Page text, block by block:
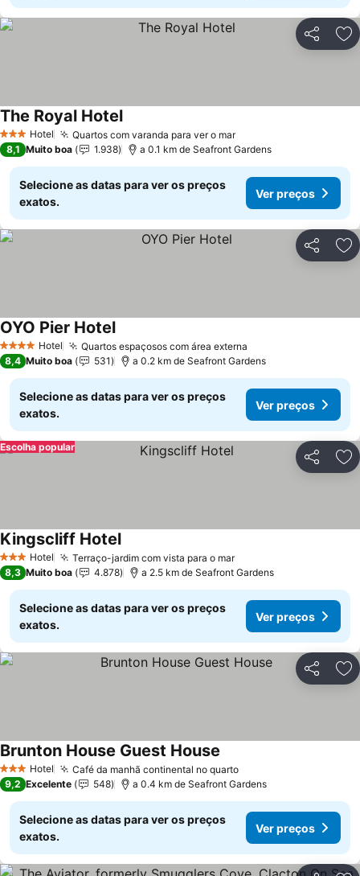
Partilhar
3 EstrelasHotel Quartos com varanda para ver o marVer preços
The Royal HotelVer preços
8,1 Muito boa 1.938 a 0.1 km de Seafront Gardens
Selecione as datas para ver os preços
exatos.
Ver preços
Partilhar
4 EstrelasHotel Quartos espaçosos com área externa
OYO Pier HotelVer preços
8,4 Muito boa 531 a 0.2 km de Seafront Gardens
Selecione as datas para ver os preços
exatos.
Ver preços
Partilhar
Escolha popular
3 EstrelasHotel Terraço-jardim com vista para o marVer preços
Kingscliff HotelVer preços
8,3 Muito boa 4.878 a 2.5 km de Seafront Gardens
Selecione as datas para ver os preços
exatos.
Ver preços
Partilhar
3 EstrelasHotel Café da manhã continental no quartoVer preços
Brunton House Guest House
9,2 Excelente 548 a 0.4 km de Seafront Gardens
Selecione as datas para ver os preços
exatos.
Ver preços